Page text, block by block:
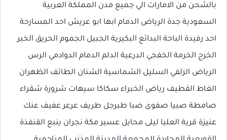
بالشحن من الامارات الي جميع مدن المملكة العربية
السعودية جدة الرياض الدمام ابها ابو عريش احد المسارحة
احد رفيدة الباحة البدائع البكيرية الجبيل الجموم الحريق الخبر
الخرج الخرمة الخفجي الدرعية الدلم الدمام الدوادمي الرس
الرياض الزلفي السليل الشماسية الشنان الطائف الظهران
الغاط القطيف رياض الخبراء سكاكا سيهات شرورة شقراء
صامطة صبيا صفوى ضبا طبرجل طريف عرعر عفيف عنك
عنيزة قرية العليا ليلى محايل عسير مكة نجران ينبع القنفذة